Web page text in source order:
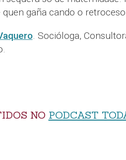
quen gaña cando o
. Socióloga,
NO PODCAST